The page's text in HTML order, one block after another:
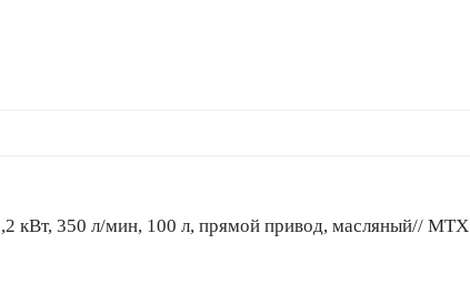
кВт, 350 л/мин, 100 л, прямой привод, масляный// MTX